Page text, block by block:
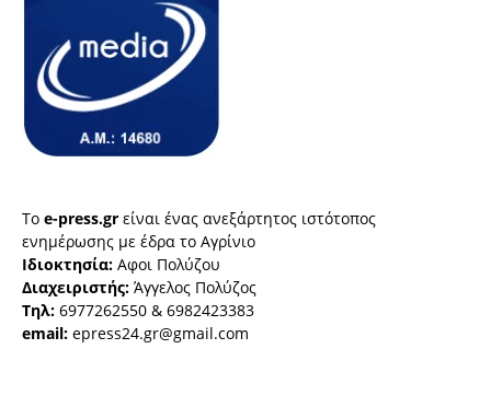
Το e-press.gr είναι ένας ανεξάρτητος ιστότοπος
ενημέρωσης με έδρα το Αγρίνιο
Ιδιοκτησία: Αφοι Πολύζου
Διαχειριστής: Άγγελος Πολύζος
Τηλ: 6977262550 & 6982423383
email: epress24.gr@gmail.com